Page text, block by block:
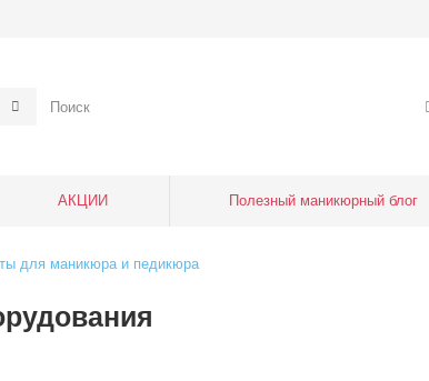
АКЦИИ Полезный маникюрный блог
для маникюра и педикюра